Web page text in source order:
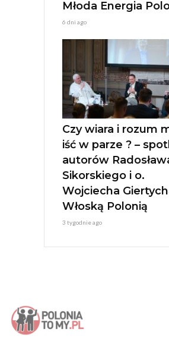
Młoda Energia
6 dni ago
Czy wiara i rozum
iść w parze ? –
autorów
Sikorskiego i o.
Wojciecha
Włoską Polonią
3 tygodnie ago